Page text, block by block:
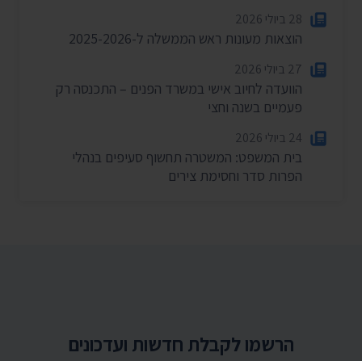
28 ביולי 2026
הוצאות מעונות ראש הממשלה ל-2025-2026
27 ביולי 2026
הוועדה לחיוב אישי במשרד הפנים – התכנסה רק
פעמיים בשנה וחצי
24 ביולי 2026
בית המשפט: המשטרה תחשוף סעיפים בנהלי
הפרות סדר וחסימת צירים
הרשמו לקבלת חדשות ועדכונים